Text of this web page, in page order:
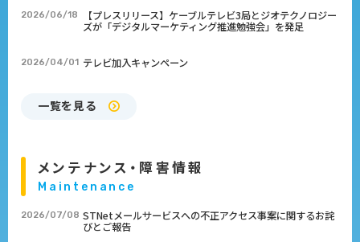
2026/06/18 【プレスリリース】ケーブルテレビ3局とジオテクノロジー
ズが「デジタルマーケティング推進勉強会」を発足
2026/04/01 テレビ加入キャンペーン
一覧を見る
メンテナンス・障害情報
Maintenance
2026/07/08 STNetメールサービスへの不正アクセス事案に関するお詫
びとご報告